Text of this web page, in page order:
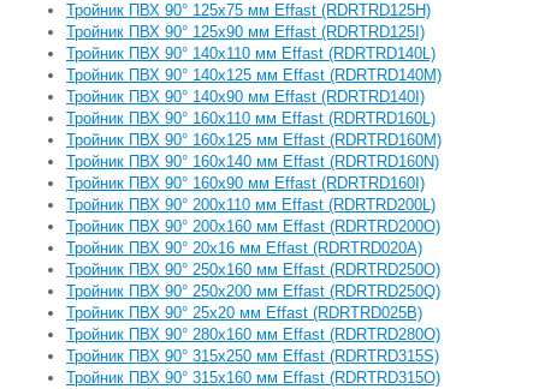
Тройник ПВХ 90° 125x75 мм Effast (RDRTRD125H)
Тройник ПВХ 90° 125x90 мм Effast (RDRTRD125I)
Тройник ПВХ 90° 140x110 мм Effast (RDRTRD140L)
Тройник ПВХ 90° 140x125 мм Effast (RDRTRD140M)
Тройник ПВХ 90° 140x90 мм Effast (RDRTRD140I)
Тройник ПВХ 90° 160x110 мм Effast (RDRTRD160L)
Тройник ПВХ 90° 160x125 мм Effast (RDRTRD160M)
Тройник ПВХ 90° 160x140 мм Effast (RDRTRD160N)
Тройник ПВХ 90° 160x90 мм Effast (RDRTRD160I)
Тройник ПВХ 90° 200x110 мм Effast (RDRTRD200L)
Тройник ПВХ 90° 200x160 мм Effast (RDRTRD200O)
Тройник ПВХ 90° 20x16 мм Effast (RDRTRD020A)
Тройник ПВХ 90° 250x160 мм Effast (RDRTRD250O)
Тройник ПВХ 90° 250x200 мм Effast (RDRTRD250Q)
Тройник ПВХ 90° 25x20 мм Effast (RDRTRD025B)
Тройник ПВХ 90° 280x160 мм Effast (RDRTRD280О)
Тройник ПВХ 90° 315x250 мм Effast (RDRTRD315S)
Тройник ПВХ 90° 315х160 мм Effast (RDRTRD315O)